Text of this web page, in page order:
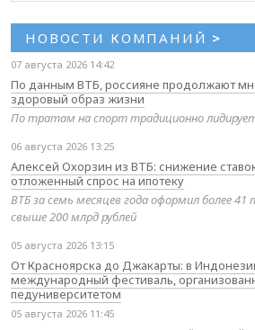
НОВОСТИ КОМПАНИЙ >
07 августа 2026 14:42
По данным ВТБ, россияне продолжают
здоровый образ жизни
По тратам на спорт традиционно
06 августа 2026 13:25
Алексей Охорзин из ВТБ: снижение
отложенный спрос на ипотеку
ВТБ за семь месяцев года оформил более 41
свыше 200 млрд рублей
05 августа 2026 13:15
От Красноярска до Джакарты: в
международный фестиваль,
педуниверситетом
05 августа 2026 11:45